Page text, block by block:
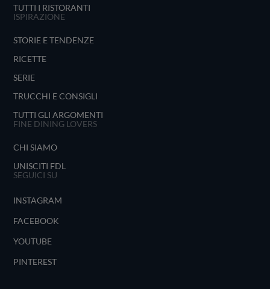
TUTTI I RISTORANTI
ISPIRAZIONE
STORIE E TENDENZE
RICETTE
SERIE
TRUCCHI E CONSIGLI
TUTTI GLI ARGOMENTI
FINE DINING LOVERS
CHI SIAMO
UNISCITI FDL
SEGUICI SU
INSTAGRAM
FACEBOOK
YOUTUBE
PINTEREST